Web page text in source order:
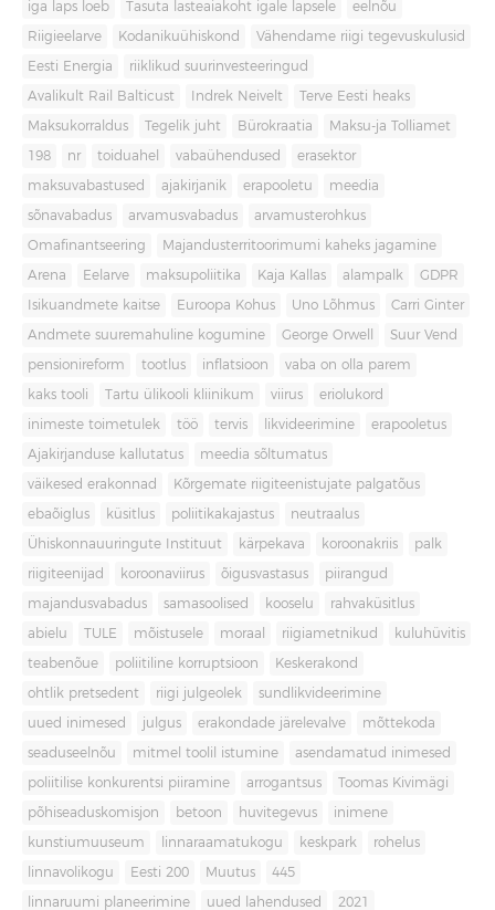
iga laps loeb Tasuta lasteaiakoht igale lapsele eelnõu
Riigieelarve Kodanikuühiskond Vähendame riigi tegevuskulusid
Eesti Energia riiklikud suurinvesteeringud
Avalikult Rail Balticust Indrek Neivelt Terve Eesti heaks
Maksukorraldus Tegelik juht Bürokraatia Maksu-ja Tolliamet
198 nr toiduahel vabaühendused erasektor
maksuvabastused ajakirjanik erapooletu meedia
sõnavabadus arvamusvabadus arvamusterohkus
Omafinantseering Majandusterritoorimumi kaheks jagamine
Arena Eelarve maksupoliitika Kaja Kallas alampalk GDPR
Isikuandmete kaitse Euroopa Kohus Uno Lõhmus Carri Ginter
Andmete suuremahuline kogumine George Orwell Suur Vend
pensionireform tootlus inflatsioon vaba on olla parem
kaks tooli Tartu ülikooli kliinikum viirus eriolukord
inimeste toimetulek töö tervis likvideerimine erapooletus
Ajakirjanduse kallutatus meedia sõltumatus
väikesed erakonnad Kõrgemate riigiteenistujate palgatõus
ebaõiglus küsitlus poliitikakajastus neutraalus
Ühiskonnauuringute Instituut kärpekava koroonakriis palk
riigiteenijad koroonaviirus õigusvastasus piirangud
majandusvabadus samasoolised kooselu rahvaküsitlus
abielu TULE mõistusele moraal riigiametnikud kuluhüvitis
teabenõue poliitiline korruptsioon Keskerakond
ohtlik pretsedent riigi julgeolek sundlikvideerimine
uued inimesed julgus erakondade järelevalve mõttekoda
seaduseelnõu mitmel toolil istumine asendamatud inimesed
poliitilise konkurentsi piiramine arrogantsus Toomas Kivimägi
põhiseaduskomisjon betoon huvitegevus inimene
kunstiumuuseum linnaraamatukogu keskpark rohelus
linnavolikogu Eesti 200 Muutus 445
linnaruumi planeerimine uued lahendused 2021